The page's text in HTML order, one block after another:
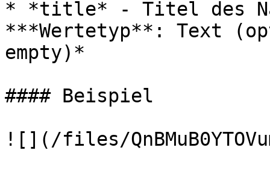
* *title* - Titel des
***Wertetyp**: Text
empty)*
#### Beispiel
![](/files/